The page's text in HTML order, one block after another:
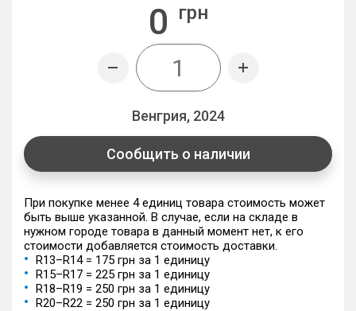
0 грн
Венгрия, 2024
Сообщить о наличии
При покупке менее 4 единиц товара стоимость может
быть выше указанной. В случае, если на складе в
нужном городе товара в данный момент нет, к его
стоимости добавляется стоимость доставки.
R13–R14 = 175 грн за 1 единицу
R15–R17 = 225 грн за 1 единицу
R18–R19 = 250 грн за 1 единицу
R20–R22 = 250 грн за 1 единицу